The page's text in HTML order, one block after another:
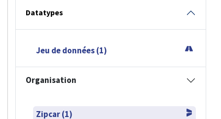
Datatypes
Jeu de données (1)
Organisation
Zipcar (1)